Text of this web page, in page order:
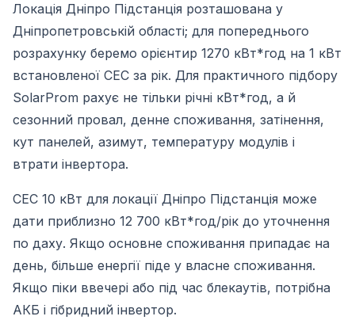
Локація Дніпро Підстанція розташована у
Дніпропетровській області; для попереднього
розрахунку беремо орієнтир 1270 кВт*год на 1 кВт
встановленої СЕС за рік. Для практичного підбору
SolarProm рахує не тільки річні кВт*год, а й
сезонний провал, денне споживання, затінення,
кут панелей, азимут, температуру модулів і
втрати інвертора.
СЕС 10 кВт для локації Дніпро Підстанція може
дати приблизно 12 700 кВт*год/рік до уточнення
по даху. Якщо основне споживання припадає на
день, більше енергії піде у власне споживання.
Якщо піки ввечері або під час блекаутів, потрібна
АКБ і гібридний інвертор.